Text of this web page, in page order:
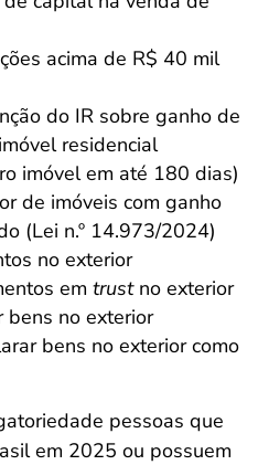
acima de R$ 40 mil
do IR sobre ganho de
residencial
imóvel em até 180 dias)
de imóveis com ganho
(Lei n.º 14.973/2024)
no exterior
em trustno exterior
bens no exterior
bens no exterior como
pessoas que
em 2025 ou possuem